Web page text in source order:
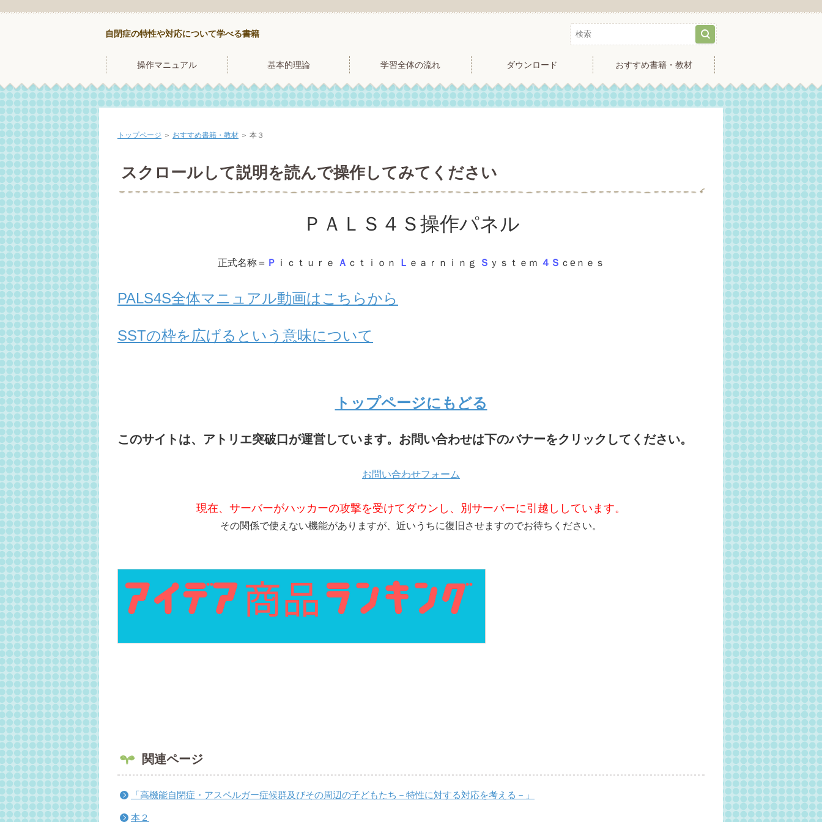
自閉症の特性や対応について学べる書籍
操作マニュアル 基本的理論 学習全体の流れ ダウンロード おすすめ書籍・教材
トップページ ＞ おすすめ書籍・教材 ＞ 本３
スクロールして説明を読んで操作してみてください
ＰＡＬＳ４Ｓ操作パネル
正式名称＝ Ｐ ｉｃｔｕｒｅ Ａ ｃｔｉｏｎ Ｌ ｅａｒｎｉｎｇ Ｓ ｙｓｔｅｍ ４Ｓ ｃeｎｅｓ
PALS4S全体マニュアル動画はこちらから
SSTの枠を広げるという意味について
トップページにもどる
このサイトは、アトリエ突破口が運営しています。お問い合わせは下のバナーをクリックしてください。
お問い合わせフォーム
現在、サーバーがハッカーの攻撃を受けてダウンし、別サーバーに引越ししています。
その関係で使えない機能がありますが、近いうちに復旧させますのでお待ちください。
関連ページ
「高機能自閉症・アスペルガー症候群及びその周辺の子どもたち－特性に対する対応を考える－」
本２